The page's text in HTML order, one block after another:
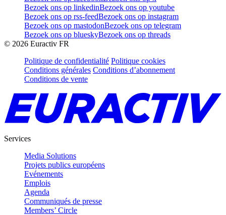
Bezoek ons op linkedinBezoek ons op youtube
Bezoek ons op rss-feedBezoek ons op instagram
Bezoek ons op mastodonBezoek ons op telegram
Bezoek ons op blueskyBezoek ons op threads
© 2026 Euractiv FR
Politique de confidentialité Politique cookies
Conditions générales Conditions d’abonnement
Conditions de vente
Services
Media Solutions
Projets publics européens
Evénements
Emplois
Agenda
Communiqués de presse
Members’ Circle